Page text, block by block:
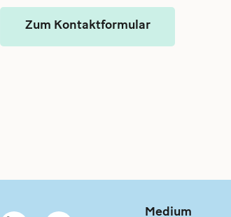
Zum Kontaktformular
Medium